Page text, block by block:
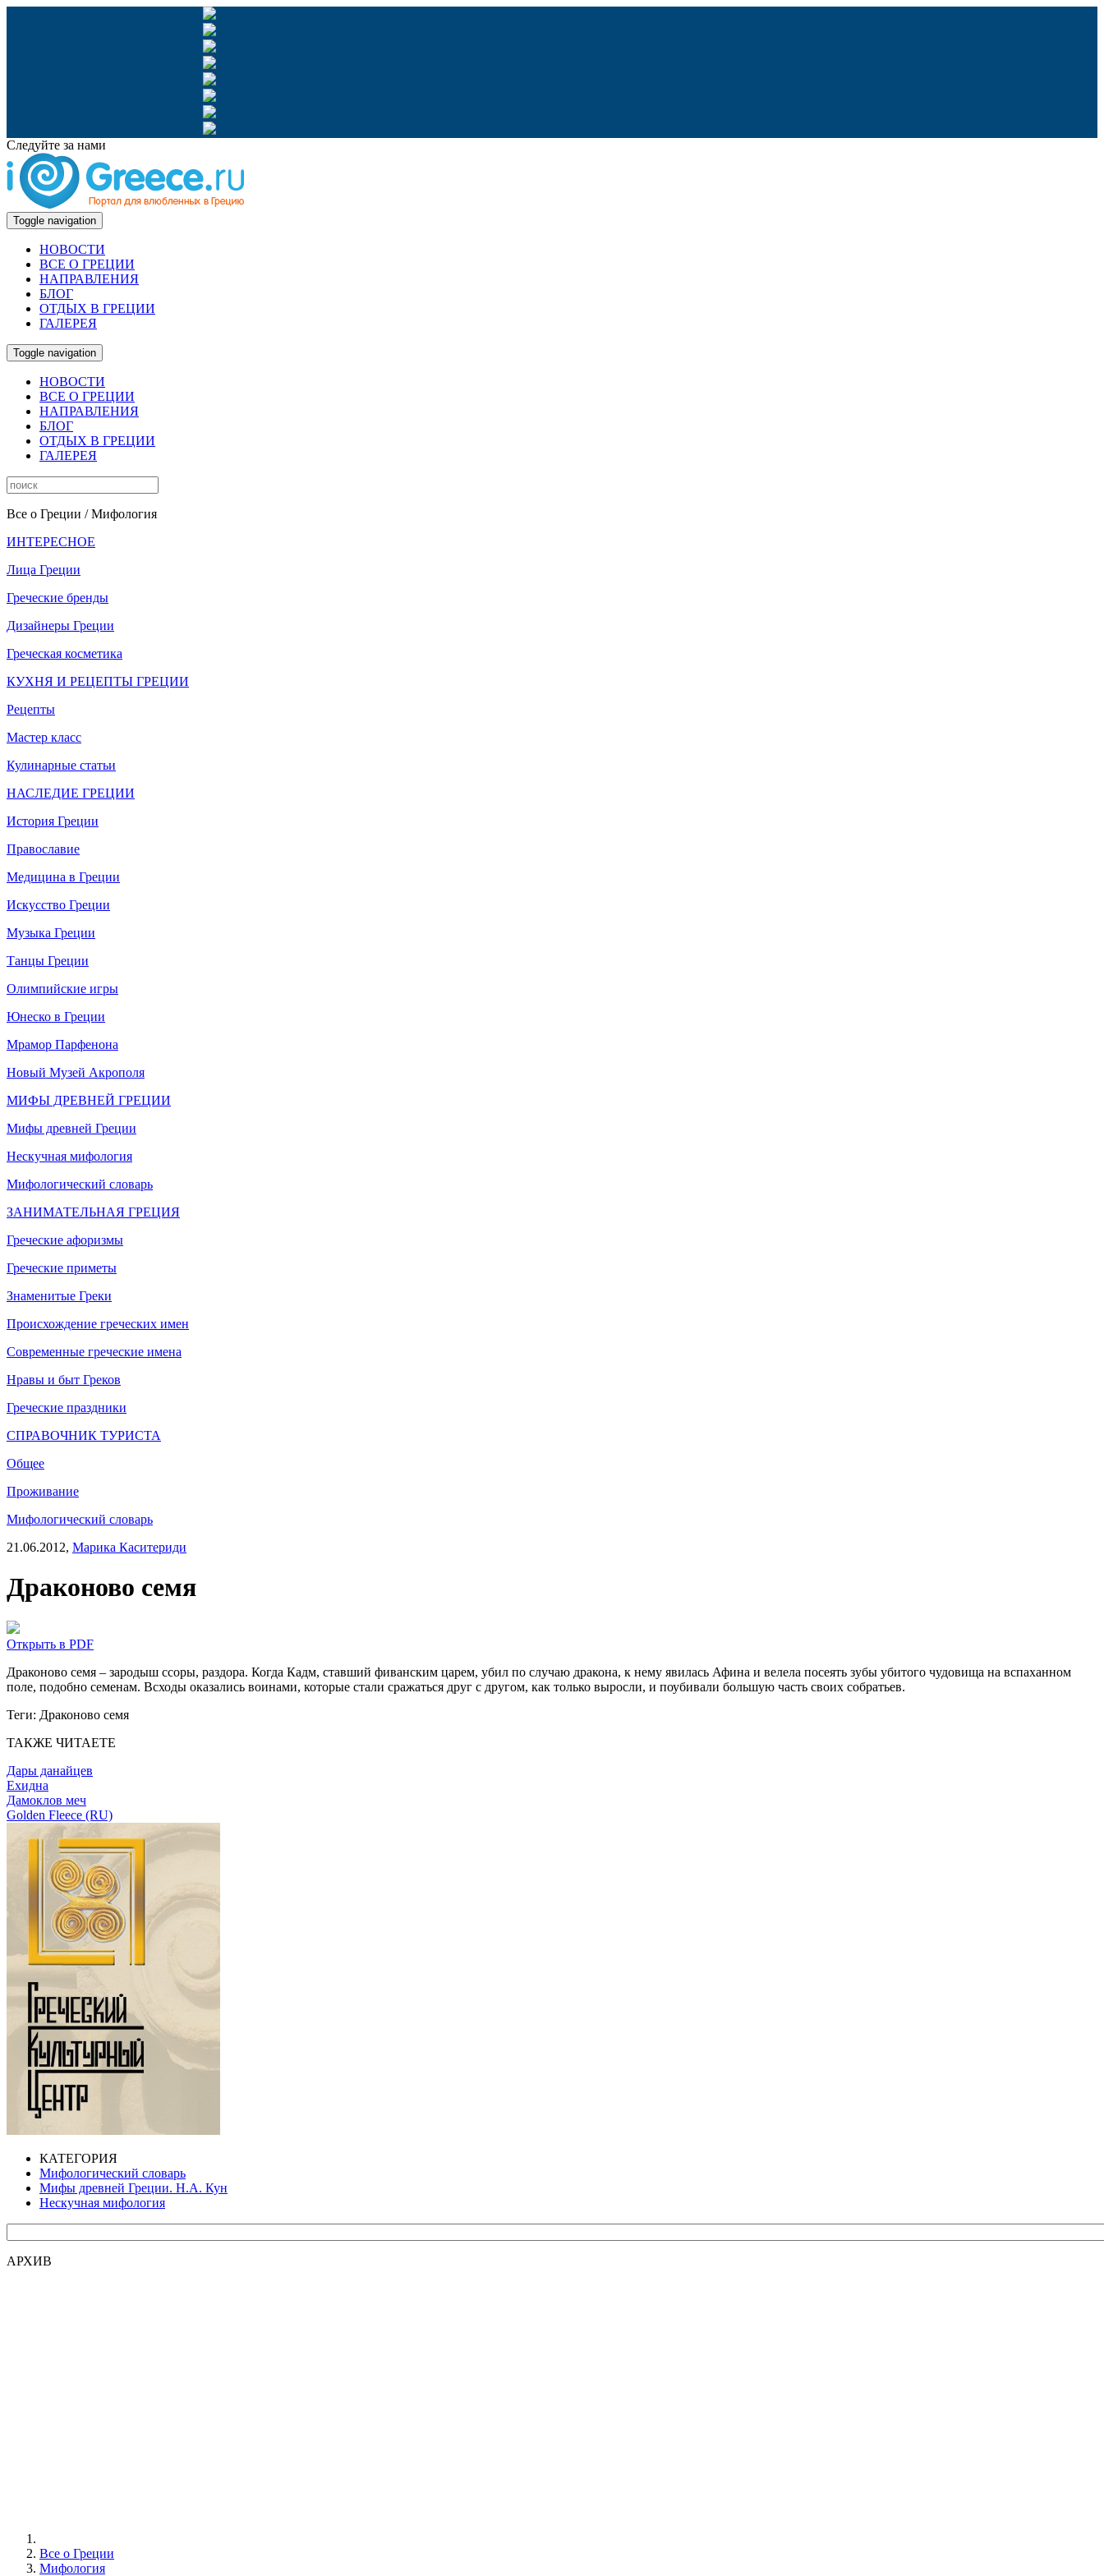
Следуйте за нами
Toggle navigation
НОВОСТИ
ВСЕ О ГРЕЦИИ
НАПРАВЛЕНИЯ
БЛОГ
ОТДЫХ В ГРЕЦИИ
ГАЛЕРЕЯ
Toggle navigation
НОВОСТИ
ВСЕ О ГРЕЦИИ
НАПРАВЛЕНИЯ
БЛОГ
ОТДЫХ В ГРЕЦИИ
ГАЛЕРЕЯ
Все о Греции / Мифология
ИНТЕРЕСНОЕ
Лица Греции
Греческие бренды
Дизайнеры Греции
Греческая косметика
КУХНЯ И РЕЦЕПТЫ ГРЕЦИИ
Рецепты
Мастер класс
Кулинарные статьи
НАСЛЕДИЕ ГРЕЦИИ
История Греции
Православие
Медицина в Греции
Искусство Греции
Музыка Греции
Танцы Греции
Олимпийские игры
Юнеско в Греции
Мрамор Парфенона
Новый Музей Акрополя
МИФЫ ДРЕВНЕЙ ГРЕЦИИ
Мифы древней Греции
Нескучная мифология
Мифологический словарь
ЗАНИМАТЕЛЬНАЯ ГРЕЦИЯ
Греческие афоризмы
Греческие приметы
Знаменитые Греки
Происхождение греческих имен
Современные греческие имена
Нравы и быт Греков
Греческие праздники
СПРАВОЧНИК ТУРИСТА
Общее
Проживание
Мифологический словарь
21.06.2012, Марика Каситериди
Драконово семя
Открыть в PDF
Драконово семя – зародыш ссоры, раздора. Когда Кадм, ставший фиванским царем, убил по случаю дракона, к нему явилась Афина и велела посеять зубы убитого чудовища на вспаханном
поле, подобно семенам. Всходы оказались воинами, которые стали сражаться друг с другом, как только выросли, и поубивали большую часть своих собратьев.
Теги: Драконово семя
ТАКЖЕ ЧИТАЕТЕ
Дары данайцев
Ехидна
Дамоклов меч
Golden Fleece (RU)
КАТЕГОРИЯ
Мифологический словарь
Мифы древней Греции. Н.А. Кун
Нескучная мифология
АРХИВ
Все о Греции
Мифология